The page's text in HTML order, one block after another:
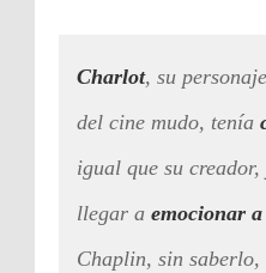
Charlot, su
del cine mudo, tenía
igual que su
llegar a emocionar
Chaplin, sin saberlo,